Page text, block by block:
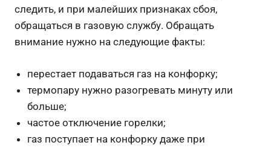
следить, и при малейших признаках сбоя,
обращаться в газовую службу. Обращать
внимание нужно на следующие факты:
перестает подаваться газ на конфорку;
термопару нужно разогревать минуту или
больше;
частое отключение горелки;
газ поступает на конфорку даже при